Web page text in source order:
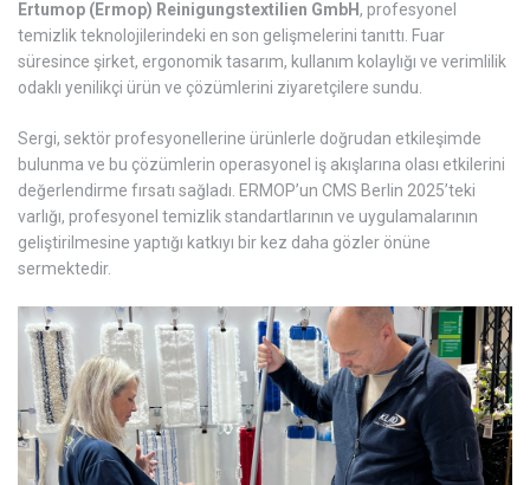
Ertumop (Ermop) Reinigungstextilien GmbH, profesyonel
temizlik teknolojilerindeki en son gelişmelerini tanıttı. Fuar
süresince şirket, ergonomik tasarım, kullanım kolaylığı ve verimlilik
odaklı yenilikçi ürün ve çözümlerini ziyaretçilere sundu.
Sergi, sektör profesyonellerine ürünlerle doğrudan etkileşimde
bulunma ve bu çözümlerin operasyonel iş akışlarına olası etkilerini
değerlendirme fırsatı sağladı. ERMOP’un CMS Berlin 2025’teki
varlığı, profesyonel temizlik standartlarının ve uygulamalarının
geliştirilmesine yaptığı katkıyı bir kez daha gözler önüne
sermektedir.